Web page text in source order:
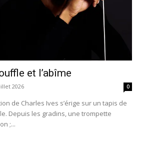
et l’abîme
2026 0
de Charles Ives s’érige sur un tapis de
Depuis les gradins, une trompette
;...